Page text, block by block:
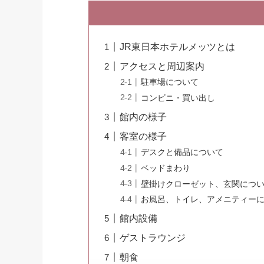
JR東日本ホテルメッツとは
アクセスと周辺案内
駐車場について
コンビニ・買い出し
館内の様子
客室の様子
デスクと備品について
ベッドまわり
壁掛けクローゼット、玄関につ
お風呂、トイレ、アメニティー
館内設備
ゲストラウンジ
朝食